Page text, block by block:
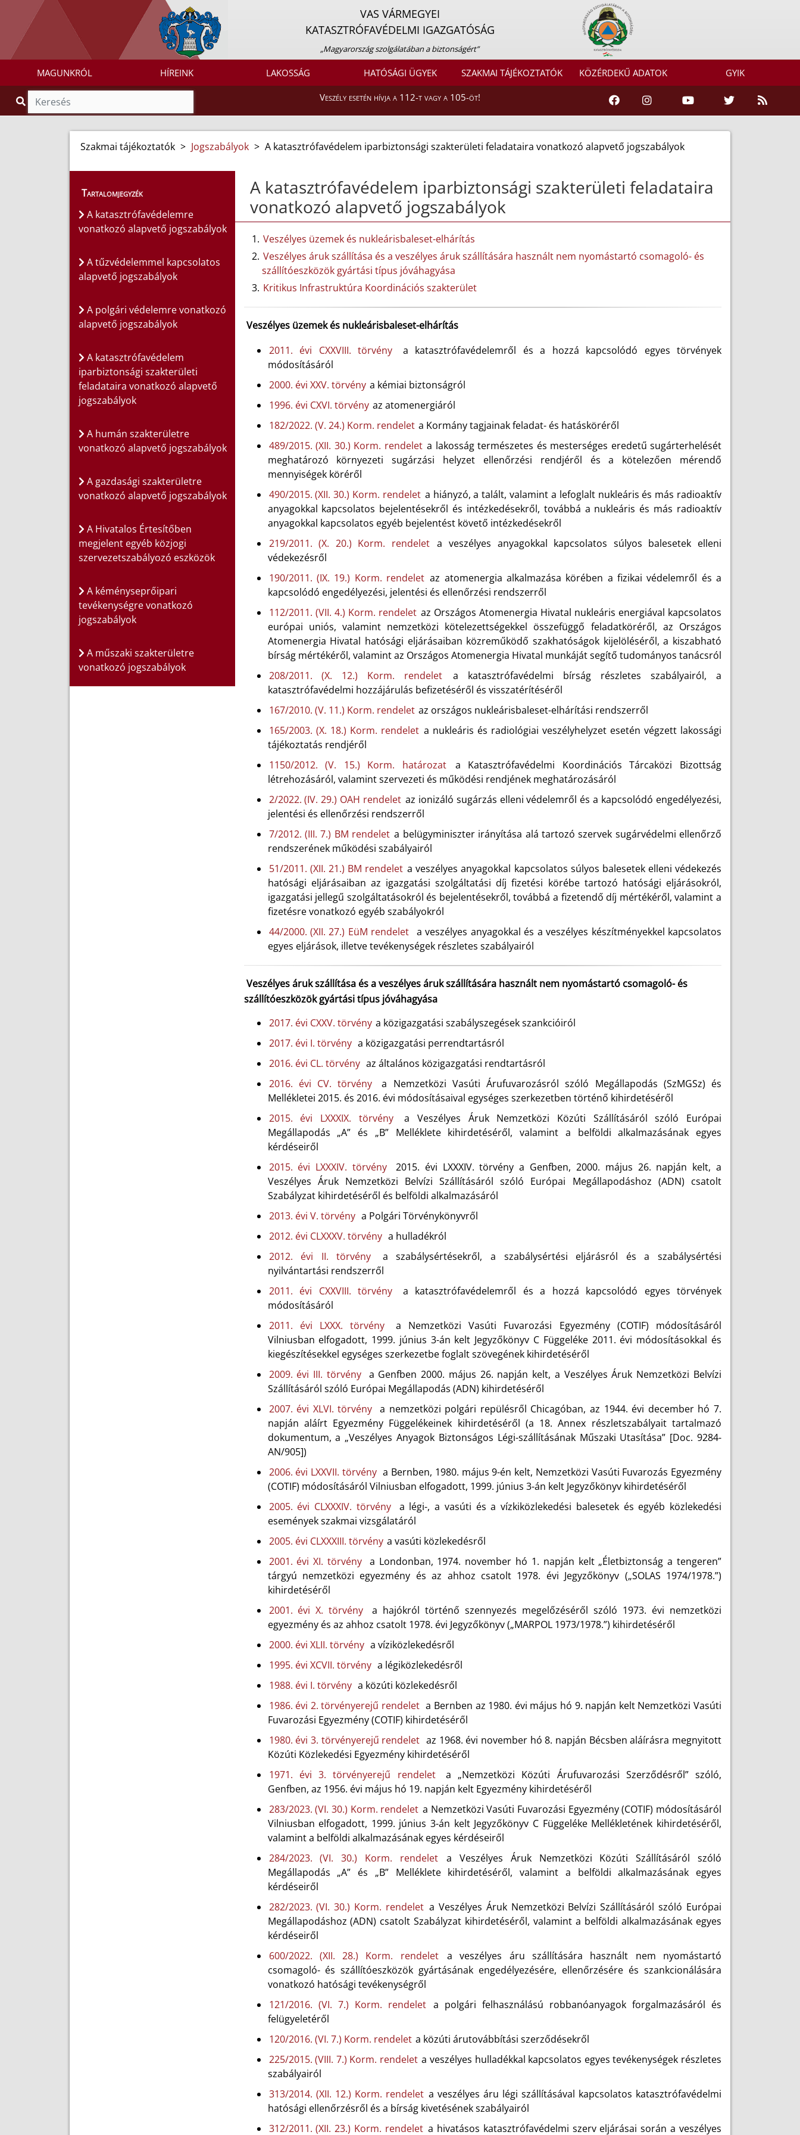
VAS VÁRMEGYEI
KATASZTRÓFAVÉDELMI IGAZGATÓSÁG
„Magyarország szolgálatában a biztonságért”
MAGUNKRÓL HÍREINK LAKOSSÁG HATÓSÁGI ÜGYEK SZAKMAI TÁJÉKOZTATÓK KÖZÉRDEKŰ ADATOK GYIK
Veszély esetén hívja a 112-t vagy a 105-öt!
Szakmai tájékoztatók > Jogszabályok > A katasztrófavédelem iparbiztonsági szakterületi feladataira vonatkozó alapvető jogszabályok
Tartalomjegyzék
A katasztrófavédelemre
vonatkozó alapvető jogszabályok
A tűzvédelemmel kapcsolatos
alapvető jogszabályok
A polgári védelemre vonatkozó
alapvető jogszabályok
A katasztrófavédelem
iparbiztonsági szakterületi
feladataira vonatkozó alapvető
jogszabályok
A humán szakterületre
vonatkozó alapvető jogszabályok
A gazdasági szakterületre
vonatkozó alapvető jogszabályok
A Hivatalos Értesítőben
megjelent egyéb közjogi
szervezetszabályozó eszközök
A kéményseprőipari
tevékenységre vonatkozó
jogszabályok
A műszaki szakterületre
vonatkozó jogszabályok
A katasztrófavédelem iparbiztonsági szakterületi feladataira
vonatkozó alapvető jogszabályok
Veszélyes üzemek és nukleárisbaleset-elhárítás
Veszélyes áruk szállítása és a veszélyes áruk szállítására használt nem nyomástartó csomagoló- és
szállítóeszközök gyártási típus jóváhagyása
Kritikus Infrastruktúra Koordinációs szakterület
Veszélyes üzemek és nukleárisbaleset-elhárítás
2011. évi CXXVIII. törvény
a katasztrófavédelemről és a hozzá kapcsolódó egyes törvények
módosításáról
2000. évi XXV. törvény a kémiai biztonságról
1996. évi CXVI. törvény az atomenergiáról
182/2022. (V. 24.) Korm. rendelet a Kormány tagjainak feladat- és hatásköréről
489/2015. (XII. 30.) Korm. rendelet a lakosság természetes és mesterséges eredetű sugárterhelését
meghatározó környezeti sugárzási helyzet ellenőrzési rendjéről és a kötelezően mérendő
mennyiségek köréről
490/2015. (XII. 30.) Korm. rendelet a hiányzó, a talált, valamint a lefoglalt nukleáris és más radioaktív
anyagokkal kapcsolatos bejelentésekről és intézkedésekről, továbbá a nukleáris és más radioaktív
anyagokkal kapcsolatos egyéb bejelentést követő intézkedésekről
219/2011. (X. 20.) Korm. rendelet a veszélyes anyagokkal kapcsolatos súlyos balesetek elleni
védekezésről
190/2011. (IX. 19.) Korm. rendelet az atomenergia alkalmazása körében a fizikai védelemről és a
kapcsolódó engedélyezési, jelentési és ellenőrzési rendszerről
112/2011. (VII. 4.) Korm. rendelet az Országos Atomenergia Hivatal nukleáris energiával kapcsolatos
európai uniós, valamint nemzetközi kötelezettségekkel összefüggő feladatköréről, az Országos
Atomenergia Hivatal hatósági eljárásaiban közreműködő szakhatóságok kijelöléséről, a kiszabható
bírság mértékéről, valamint az Országos Atomenergia Hivatal munkáját segítő tudományos tanácsról
208/2011. (X. 12.) Korm. rendelet
a katasztrófavédelmi bírság részletes szabályairól, a
katasztrófavédelmi hozzájárulás befizetéséről és visszatérítéséről
167/2010. (V. 11.) Korm. rendelet az országos nukleárisbaleset-elhárítási rendszerről
165/2003. (X. 18.) Korm. rendelet a nukleáris és radiológiai veszélyhelyzet esetén végzett lakossági
tájékoztatás rendjéről
1150/2012. (V. 15.) Korm. határozat a Katasztrófavédelmi Koordinációs Tárcaközi Bizottság
létrehozásáról, valamint szervezeti és működési rendjének meghatározásáról
2/2022. (IV. 29.) OAH rendelet az ionizáló sugárzás elleni védelemről és a kapcsolódó engedélyezési,
jelentési és ellenőrzési rendszerről
7/2012. (III. 7.) BM rendelet a belügyminiszter irányítása alá tartozó szervek sugárvédelmi ellenőrző
rendszerének működési szabályairól
51/2011. (XII. 21.) BM rendelet a veszélyes anyagokkal kapcsolatos súlyos balesetek elleni védekezés
hatósági eljárásaiban az igazgatási szolgáltatási díj fizetési körébe tartozó hatósági eljárásokról,
igazgatási jellegű szolgáltatásokról és bejelentésekről, továbbá a fizetendő díj mértékéről, valamint a
fizetésre vonatkozó egyéb szabályokról
44/2000. (XII. 27.) EüM rendelet a veszélyes anyagokkal és a veszélyes készítményekkel kapcsolatos
egyes eljárások, illetve tevékenységek részletes szabályairól
Veszélyes áruk szállítása és a veszélyes áruk szállítására használt nem nyomástartó csomagoló- és
szállítóeszközök gyártási típus jóváhagyása
2017. évi CXXV. törvény a közigazgatási szabályszegések szankcióiról
2017. évi I. törvény a közigazgatási perrendtartásról
2016. évi CL. törvény az általános közigazgatási rendtartásról
2016. évi CV. törvény
a Nemzetközi Vasúti Árufuvarozásról szóló Megállapodás (SzMGSz) és
Mellékletei 2015. és 2016. évi módosításaival egységes szerkezetben történő kihirdetéséről
2015. évi LXXXIX. törvény
a Veszélyes Áruk Nemzetközi Közúti Szállításáról szóló Európai
Megállapodás „A” és „B” Melléklete kihirdetéséről, valamint a belföldi alkalmazásának egyes
kérdéseiről
2015. évi LXXXIV. törvény
2015. évi LXXXIV. törvény a Genfben, 2000. május 26. napján kelt, a
Veszélyes Áruk Nemzetközi Belvízi Szállításáról szóló Európai Megállapodáshoz (ADN) csatolt
Szabályzat kihirdetéséről és belföldi alkalmazásáról
2013. évi V. törvény a Polgári Törvénykönyvről
2012. évi CLXXXV. törvény a hulladékról
2012. évi II. törvény
a szabálysértésekről, a szabálysértési eljárásról és a szabálysértési
nyilvántartási rendszerről
2011. évi CXXVIII. törvény
a katasztrófavédelemről és a hozzá kapcsolódó egyes törvények
módosításáról
2011. évi LXXX. törvény
a Nemzetközi Vasúti Fuvarozási Egyezmény (COTIF) módosításáról
Vilniusban elfogadott, 1999. június 3-án kelt Jegyzőkönyv C Függeléke 2011. évi módosításokkal és
kiegészítésekkel egységes szerkezetbe foglalt szövegének kihirdetéséről
2009. évi III. törvény a Genfben 2000. május 26. napján kelt, a Veszélyes Áruk Nemzetközi Belvízi
Szállításáról szóló Európai Megállapodás (ADN) kihirdetéséről
2007. évi XLVI. törvény a nemzetközi polgári repülésről Chicagóban, az 1944. évi december hó 7.
napján aláírt Egyezmény Függelékeinek kihirdetéséről (a 18. Annex részletszabályait tartalmazó
dokumentum, a „Veszélyes Anyagok Biztonságos Légi-szállításának Műszaki Utasítása” [Doc. 9284-
AN/905])
2006. évi LXXVII. törvény a Bernben, 1980. május 9-én kelt, Nemzetközi Vasúti Fuvarozás Egyezmény
(COTIF) módosításáról Vilniusban elfogadott, 1999. június 3-án kelt Jegyzőkönyv kihirdetéséről
2005. évi CLXXXIV. törvény
a légi-, a vasúti és a vízkiközlekedési balesetek és egyéb közlekedési
események szakmai vizsgálatáról
2005. évi CLXXXIII. törvény a vasúti közlekedésről
2001. évi XI. törvény a Londonban, 1974. november hó 1. napján kelt „Életbiztonság a tengeren”
tárgyú nemzetközi egyezmény és az ahhoz csatolt 1978. évi Jegyzőkönyv („SOLAS 1974/1978.”)
kihirdetéséről
2001. évi X. törvény
a hajókról történő szennyezés megelőzéséről szóló 1973. évi nemzetközi
egyezmény és az ahhoz csatolt 1978. évi Jegyzőkönyv („MARPOL 1973/1978.”) kihirdetéséről
2000. évi XLII. törvény a víziközlekedésről
1995. évi XCVII. törvény a légiközlekedésről
1988. évi I. törvény a közúti közlekedésről
1986. évi 2. törvényerejű rendelet a Bernben az 1980. évi május hó 9. napján kelt Nemzetközi Vasúti
Fuvarozási Egyezmény (COTIF) kihirdetéséről
1980. évi 3. törvényerejű rendelet az 1968. évi november hó 8. napján Bécsben aláírásra megnyitott
Közúti Közlekedési Egyezmény kihirdetéséről
1971. évi 3. törvényerejű rendelet
a „Nemzetközi Közúti Árufuvarozási Szerződésről” szóló,
Genfben, az 1956. évi május hó 19. napján kelt Egyezmény kihirdetéséről
283/2023. (VI. 30.) Korm. rendelet a Nemzetközi Vasúti Fuvarozási Egyezmény (COTIF) módosításáról
Vilniusban elfogadott, 1999. június 3-án kelt Jegyzőkönyv C Függeléke Mellékletének kihirdetéséről,
valamint a belföldi alkalmazásának egyes kérdéseiről
284/2023. (VI. 30.) Korm. rendelet a Veszélyes Áruk Nemzetközi Közúti Szállításáról szóló
Megállapodás „A” és „B” Melléklete kihirdetéséről, valamint a belföldi alkalmazásának egyes
kérdéseiről
282/2023. (VI. 30.) Korm. rendelet a Veszélyes Áruk Nemzetközi Belvízi Szállításáról szóló Európai
Megállapodáshoz (ADN) csatolt Szabályzat kihirdetéséről, valamint a belföldi alkalmazásának egyes
kérdéseiről
600/2022. (XII. 28.) Korm. rendelet a veszélyes áru szállítására használt nem nyomástartó
csomagoló- és szállítóeszközök gyártásának engedélyezésére, ellenőrzésére és szankcionálására
vonatkozó hatósági tevékenységről
121/2016. (VI. 7.) Korm. rendelet a polgári felhasználású robbanóanyagok forgalmazásáról és
felügyeletéről
120/2016. (VI. 7.) Korm. rendelet a közúti árutovábbítási szerződésekről
225/2015. (VIII. 7.) Korm. rendelet a veszélyes hulladékkal kapcsolatos egyes tevékenységek részletes
szabályairól
313/2014. (XII. 12.) Korm. rendelet a veszélyes áru légi szállításával kapcsolatos katasztrófavédelmi
hatósági ellenőrzésről és a bírság kivetésének szabályairól
312/2011. (XII. 23.) Korm. rendelet a hivatásos katasztrófavédelmi szerv eljárásai során a veszélyes